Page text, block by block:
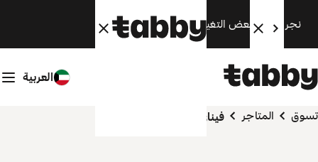
نجري الآن بعض التغييرات. سنعود قريبًا.
العربية
تسوق المتاجر فيناي فاشن